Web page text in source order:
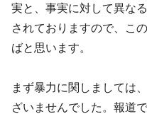
実と、事実に対して異な
されておりますので、こ
ばと思います。
まず暴力に関しましては
ざいませんでした。報道